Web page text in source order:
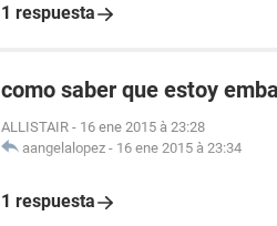
1 respuesta
como saber que estoy
ALLISTAIR - 16 ene 2015 à 23:28
aangelalopez - 16 ene 2015 à 23:34
1 respuesta